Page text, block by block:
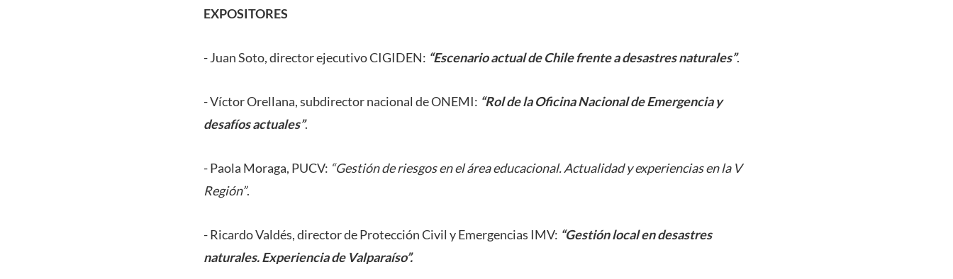
EXPOSITORES
- Juan Soto, director ejecutivo CIGIDEN: “Escenario actual de Chile frente a desastres naturales”.
- Víctor Orellana, subdirector nacional de ONEMI: “Rol de la Oficina Nacional de Emergencia y
desafíos actuales”.
- Paola Moraga, PUCV: “Gestión de riesgos en el área educacional. Actualidad y experiencias en la V
Región”.
- Ricardo Valdés, director de Protección Civil y Emergencias IMV: “Gestión local en desastres
naturales. Experiencia de Valparaíso”.